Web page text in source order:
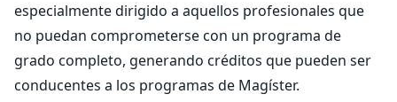
especialmente dirigido a aquellos profesionales que
no puedan comprometerse con un programa de
grado completo, generando créditos que pueden ser
conducentes a los programas de Magíster.